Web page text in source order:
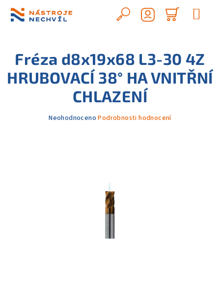
obsah
Hledat
košík
Fréza d8x19x68 L3-30 4Z
HRUBOVACÍ 38° HA VNITŘNÍ
CHLAZENÍ
Průměrné
Neohodnoceno Podrobnosti hodnocení